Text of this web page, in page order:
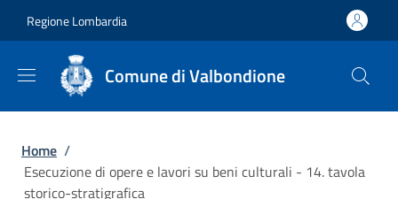
Regione Lombardia
Comune di Valbondione
Briciole di pane
Home /
Esecuzione di opere e lavori su beni culturali - 14. tavola
storico-stratigrafica